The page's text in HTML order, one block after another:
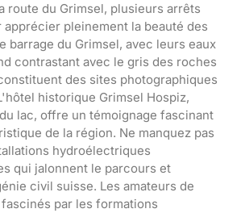
route du Grimsel, plusieurs arrêts
pleinement la beauté des
barrage du Grimsel, avec leurs eaux
contrastant avec le gris des roches
des sites photographiques
historique Grimsel Hospiz,
lac, offre un témoignage fascinant
de la région. Ne manquez pas
hydroélectriques
qui jalonnent le parcours et
civil suisse. Les amateurs de
par les formations